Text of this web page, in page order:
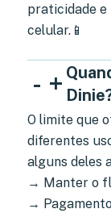
praticidade e
celular.📱
- +
O limite que
diferentes
alguns deles
→ Manter o
→